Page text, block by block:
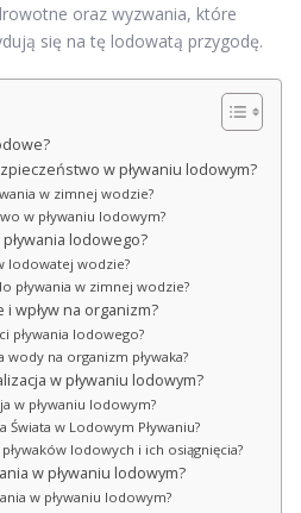
oraz wyzwania, które
się na tę lodowatą przygodę.
w pływaniu lodowym?
w zimnej wodzie?
w pływaniu lodowym?
lodowego?
lodowatej wodzie?
pływania w zimnej wodzie?
wpływ na organizm?
pływania lodowego?
wody na organizm pływaka?
w pływaniu lodowym?
w pływaniu lodowym?
Świata w Lodowym Pływaniu?
pływaków lodowych i ich osiągnięcia?
w pływaniu lodowym?
w pływaniu lodowym?